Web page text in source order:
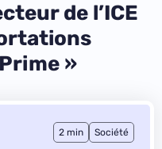
de l’ICE
»
2 min Société